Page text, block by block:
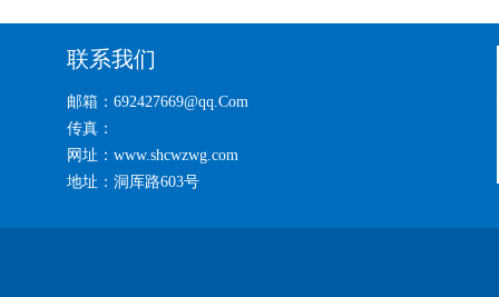
联系我们
邮箱：692427669@qq.Com
传真：
网址：www.shcwzwg.com
地址：洞厍路603号